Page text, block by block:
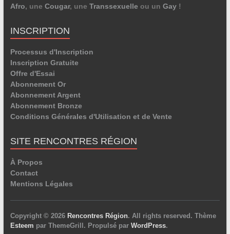
Afro, une Cougar, une Transsexuelle ou un Gay!
INSCRIPTION
Processus d'Inscription
Inscription Gratuite
Offre d'Essai
Abonnement Or
Abonnement Argent
Abonnement Bronze
Conditions Générales d'Utilisation et de Vente
SITE RENCONTRES RÉGION
À Propos
Contact
Mentions Légales
Copyright © 2026 Rencontres Région. All rights reserved. Thème
Esteem par ThemeGrill. Propulsé par WordPress.